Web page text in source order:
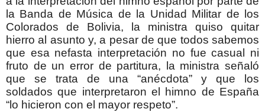
la Banda de Música de la Unidad Militar de los
Colorados de Bolivia, la ministra quiso quitar
hierro al asunto y, a pesar de que todos sabemos
que esa nefasta interpretación no fue casual ni
fruto de un error de partitura, la ministra señaló
que se trata de una “anécdota” y que los
soldados que interpretaron el himno de España
“lo hicieron con el mayor respeto”.